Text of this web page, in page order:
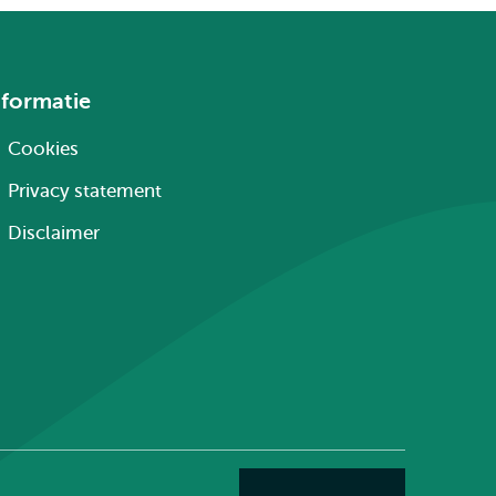
Cookies
Privacy statement
Disclaimer